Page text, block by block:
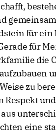
für ein
für
die
zu
Respekt
eine